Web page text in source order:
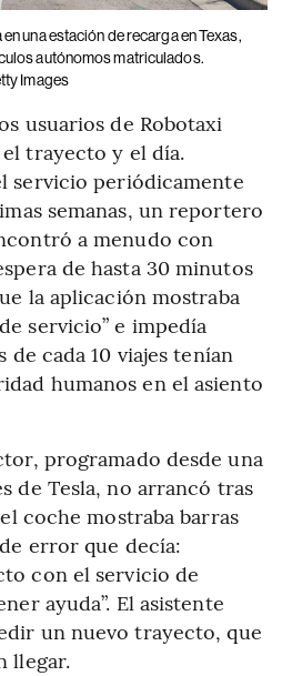
una estación de recarga en Texas,
autónomos matriculados.
Images
usuarios de Robotaxi
trayecto y el día.
servicio periódicamente
semanas, un reportero
a menudo con
de hasta 30 minutos
la aplicación mostraba
servicio” e impedía
de cada 10 viajes tenían
humanos en el asiento
programado desde una
de Tesla, no arrancó tras
coche mostraba barras
error que decía:
con el servicio de
ayuda”. El asistente
un nuevo trayecto, que
llegar.